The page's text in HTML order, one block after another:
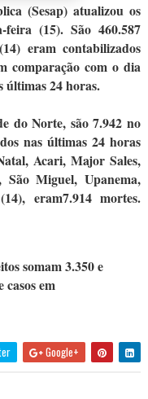
(Sesap) atualizou os
(15). São 460.587
eram contabilizados
comparação com o dia
últimas 24 horas.
do Norte, são 7.942 no
nas últimas 24 horas
Acari, Major Sales,
Miguel, Upanema,
eram7.914 mortes.
somam 3.350 e
casos em
Google+